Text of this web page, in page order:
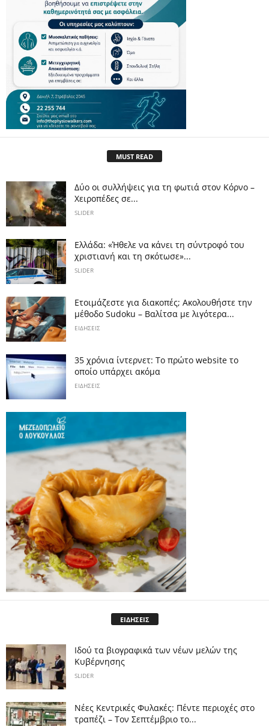
MUST READ
Δύο οι συλλήψεις για τη φωτιά στον Κόρνο –
Χειροπέδες σε...
SLIDER
Ελλάδα: «Ήθελε να κάνει τη σύντροφό του
χριστιανή και τη σκότωσε»...
SLIDER
Ετοιμάζεστε για διακοπές; Ακολουθήστε την
μέθοδο Sudoku – Βαλίτσα με λιγότερα...
ΕΙΔΗΣΕΙΣ
35 χρόνια ίντερνετ: Το πρώτο website το
οποίο υπάρχει ακόμα
ΕΙΔΗΣΕΙΣ
ΕΙΔΗΣΕΙΣ
Ιδού τα βιογραφικά των νέων μελών της
Κυβέρνησης
SLIDER
Νέες Κεντρικές Φυλακές: Πέντε περιοχές στο
τραπέζι – Τον Σεπτέμβριο το...